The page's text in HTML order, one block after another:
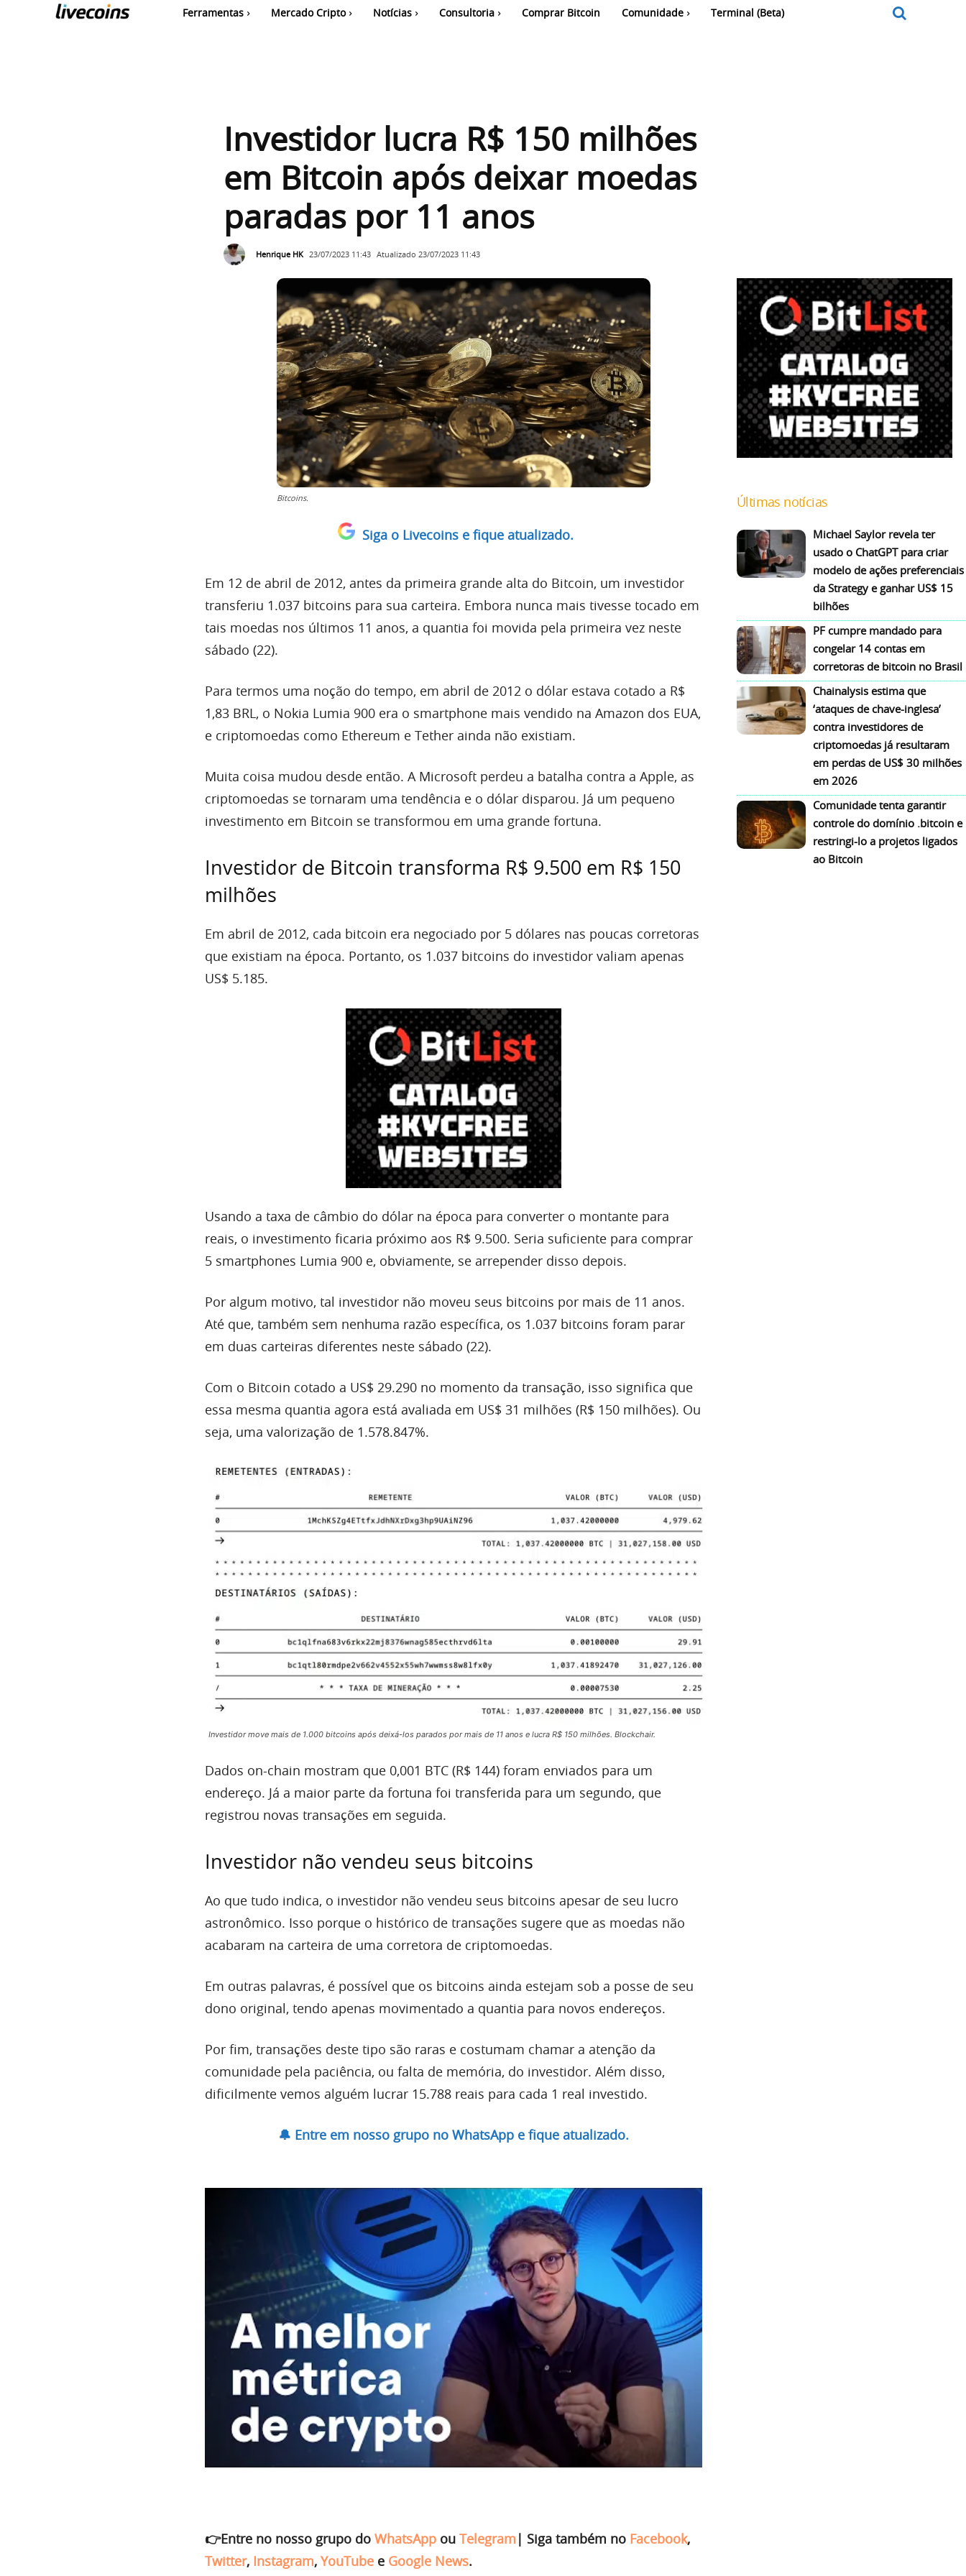
Ferramentas Mercado Cripto Notícias Consultoria Comprar Bitcoin Comunidade Terminal (Beta)
Investidor lucra R$ 150 milhões
em Bitcoin após deixar moedas
paradas por 11 anos
Henrique HK 23/07/2023 11:43 Atualizado 23/07/2023 11:43
Bitcoins.
Siga o Livecoins e fique atualizado.
Em 12 de abril de 2012, antes da primeira grande alta do Bitcoin, um investidor
transferiu 1.037 bitcoins para sua carteira. Embora nunca mais tivesse tocado em
tais moedas nos últimos 11 anos, a quantia foi movida pela primeira vez neste
sábado (22).
Para termos uma noção do tempo, em abril de 2012 o dólar estava cotado a R$
1,83 BRL, o Nokia Lumia 900 era o smartphone mais vendido na Amazon dos EUA,
e criptomoedas como Ethereum e Tether ainda não existiam.
Muita coisa mudou desde então. A Microsoft perdeu a batalha contra a Apple, as
criptomoedas se tornaram uma tendência e o dólar disparou. Já um pequeno
investimento em Bitcoin se transformou em uma grande fortuna.
Investidor de Bitcoin transforma R$ 9.500 em R$ 150
milhões
Em abril de 2012, cada bitcoin era negociado por 5 dólares nas poucas corretoras
que existiam na época. Portanto, os 1.037 bitcoins do investidor valiam apenas
US$ 5.185.
Usando a taxa de câmbio do dólar na época para converter o montante para
reais, o investimento ficaria próximo aos R$ 9.500. Seria suficiente para comprar
5 smartphones Lumia 900 e, obviamente, se arrepender disso depois.
Por algum motivo, tal investidor não moveu seus bitcoins por mais de 11 anos.
Até que, também sem nenhuma razão específica, os 1.037 bitcoins foram parar
em duas carteiras diferentes neste sábado (22).
Com o Bitcoin cotado a US$ 29.290 no momento da transação, isso significa que
essa mesma quantia agora está avaliada em US$ 31 milhões (R$ 150 milhões). Ou
seja, uma valorização de 1.578.847%.
Investidor move mais de 1.000 bitcoins após deixá-los parados por mais de 11 anos e lucra R$ 150 milhões. Blockchair.
Dados on-chain mostram que 0,001 BTC (R$ 144) foram enviados para um
endereço. Já a maior parte da fortuna foi transferida para um segundo, que
registrou novas transações em seguida.
Investidor não vendeu seus bitcoins
Ao que tudo indica, o investidor não vendeu seus bitcoins apesar de seu lucro
astronômico. Isso porque o histórico de transações sugere que as moedas não
acabaram na carteira de uma corretora de criptomoedas.
Em outras palavras, é possível que os bitcoins ainda estejam sob a posse de seu
dono original, tendo apenas movimentado a quantia para novos endereços.
Por fim, transações deste tipo são raras e costumam chamar a atenção da
comunidade pela paciência, ou falta de memória, do investidor. Além disso,
dificilmente vemos alguém lucrar 15.788 reais para cada 1 real investido.
🔔 Entre em nosso grupo no WhatsApp e fique atualizado.
👉Entre no nosso grupo do WhatsApp ou Telegram | Siga também no Facebook,
Twitter, Instagram, YouTube e Google News.
Últimas notícias
Michael Saylor revela ter
usado o ChatGPT para criar
modelo de ações preferenciais
da Strategy e ganhar US$ 15
bilhões
PF cumpre mandado para
congelar 14 contas em
corretoras de bitcoin no Brasil
Chainalysis estima que
‘ataques de chave-inglesa’
contra investidores de
criptomoedas já resultaram
em perdas de US$ 30 milhões
em 2026
Comunidade tenta garantir
controle do domínio .bitcoin e
restringi-lo a projetos ligados
ao Bitcoin